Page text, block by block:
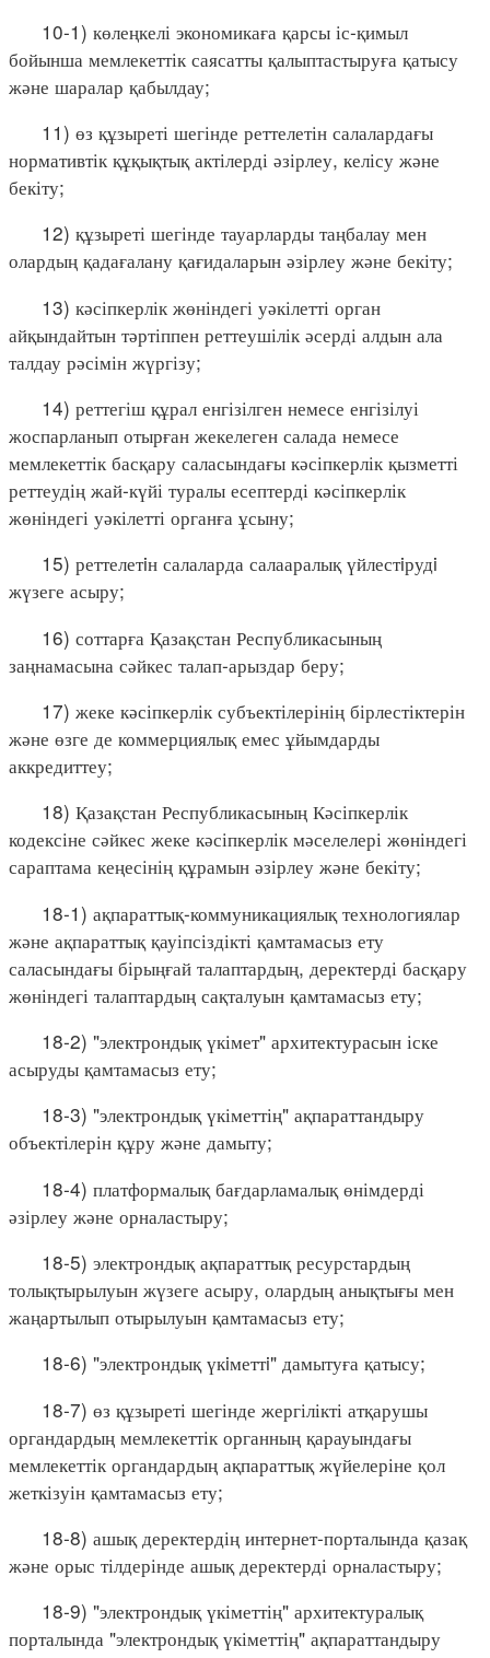
10-1) көлеңкелі экономикаға қарсы іс-қимыл
бойынша мемлекеттік саясатты қалыптастыруға қатысу
және шаралар қабылдау;
11) өз құзыреті шегінде реттелетін салалардағы
нормативтік құқықтық актілерді әзірлеу, келісу және
бекіту;
12) құзыреті шегінде тауарларды таңбалау мен
олардың қадағалану қағидаларын әзірлеу және бекіту;
13) кәсіпкерлік жөніндегі уәкілетті орган
айқындайтын тәртіппен реттеушілік әсерді алдын ала
талдау рәсімін жүргізу;
14) реттегіш құрал енгізілген немесе енгізілуі
жоспарланып отырған жекелеген салада немесе
мемлекеттік басқару саласындағы кәсіпкерлік қызметті
реттеудің жай-күйі туралы есептерді кәсіпкерлік
жөніндегі уәкілетті органға ұсыну;
15) реттелетiн салаларда салааралық үйлестiрудi
жүзеге асыру;
16) соттарға Қазақстан Республикасының
заңнамасына сәйкес талап-арыздар беру;
17) жеке кәсіпкерлік субъектілерінің бірлестіктерін
және өзге де коммерциялық емес ұйымдарды
аккредиттеу;
18) Қазақстан Республикасының Кәсіпкерлік
кодексіне сәйкес жеке кәсіпкерлік мәселелері жөніндегі
сараптама кеңесінің құрамын әзірлеу және бекіту;
18-1) ақпараттық-коммуникациялық технологиялар
және ақпараттық қауіпсіздікті қамтамасыз ету
саласындағы бірыңғай талаптардың, деректерді басқару
жөніндегі талаптардың сақталуын қамтамасыз ету;
18-2) "электрондық үкімет" архитектурасын іске
асыруды қамтамасыз ету;
18-3) "электрондық үкіметтің" ақпараттандыру
объектілерін құру және дамыту;
18-4) платформалық бағдарламалық өнімдерді
әзірлеу және орналастыру;
18-5) электрондық ақпараттық ресурстардың
толықтырылуын жүзеге асыру, олардың анықтығы мен
жаңартылып отырылуын қамтамасыз ету;
18-6) "электрондық үкiметтi" дамытуға қатысу;
18-7) өз құзыреті шегінде жергілікті атқарушы
органдардың мемлекеттік органның қарауындағы
мемлекеттік органдардың ақпараттық жүйелеріне қол
жеткізуін қамтамасыз ету;
18-8) ашық деректердің интернет-порталында қазақ
және орыс тілдерінде ашық деректерді орналастыру;
18-9) "электрондық үкіметтің" архитектуралық
порталында "электрондық үкіметтің" ақпараттандыру